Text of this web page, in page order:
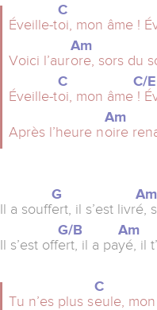
C
Éveille-toi, mon âme !
Am
Voici l’aurore, sors du
C
C/E
Éveille-toi, mon âme!
Am
Après l’heure noire
G Am
Il a souffert, il s’est livré,
G/B
Am
Il s’est offert, il a payé, il
C
Tu n’es plus seule,